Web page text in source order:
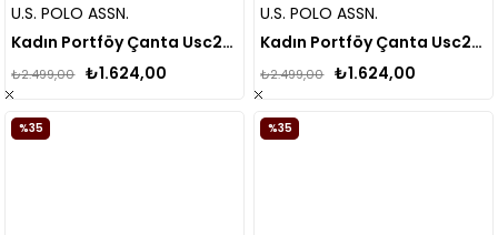
U.S. POLO ASSN.
Kadın Portföy Çanta Usc23900
₺1.624,00
₺2.499,00
U.S. POLO ASSN.
Kadın Portföy Çanta Usc23910
₺1.624,00
₺2.499,00
%35 %35